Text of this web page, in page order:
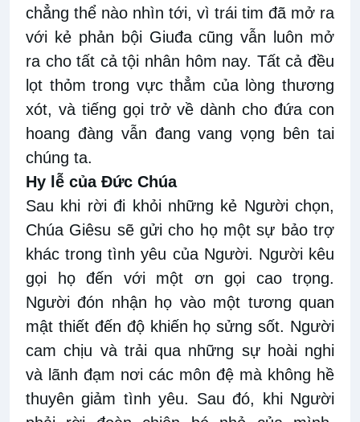
chẳng thể nào nhìn tới, vì trái tim đã mở ra
với kẻ phản bội Giuđa cũng vẫn luôn mở
ra cho tất cả tội nhân hôm nay. Tất cả đều
lọt thỏm trong vực thẳm của lòng thương
xót, và tiếng gọi trở về dành cho đứa con
hoang đàng vẫn đang vang vọng bên tai
chúng ta.
Hy lễ của Đức Chúa
Sau khi rời đi khỏi những kẻ Người chọn,
Chúa Giêsu sẽ gửi cho họ một sự bảo trợ
khác trong tình yêu của Người. Người kêu
gọi họ đến với một ơn gọi cao trọng.
Người đón nhận họ vào một tương quan
mật thiết đến độ khiến họ sửng sốt. Người
cam chịu và trải qua những sự hoài nghi
và lãnh đạm nơi các môn đệ mà không hề
thuyên giảm tình yêu. Sau đó, khi Người